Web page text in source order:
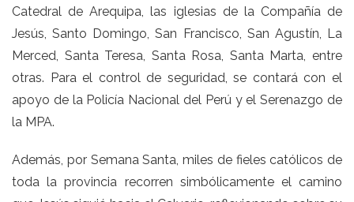
Catedral de Arequipa, las iglesias de la Compañía de
Jesús, Santo Domingo, San Francisco, San Agustín, La
Merced, Santa Teresa, Santa Rosa, Santa Marta, entre
otras. Para el control de seguridad, se contará con el
apoyo de la Policía Nacional del Perú y el Serenazgo de
la MPA.
Además, por Semana Santa, miles de fieles católicos de
toda la provincia recorren simbólicamente el camino